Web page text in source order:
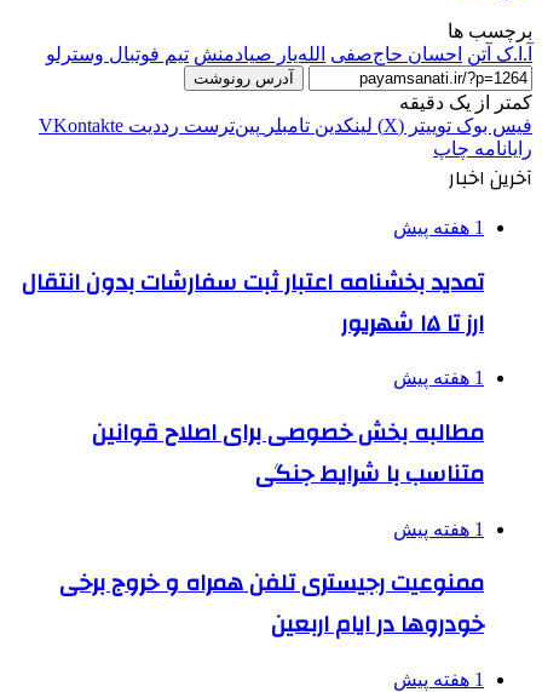
برچسب ها
آ.ا.ک آتن احسان حاج‌صفی الله‌یار صیادمنش تیم فوتبال وسترلو
آدرس رونوشت
کمتر از یک دقیقه
فیس بوک توییتر (X) لینکدین ‫تامبلر ‫پین‌ترست ‫رددیت ‫VKontakte
رایانامه چاپ
آخرین اخبار
1 هفته پیش
تمدید بخشنامه اعتبار ثبت سفارشات بدون انتقال
ارز تا ۱۵ شهریور
1 هفته پیش
مطالبه بخش خصوصی برای اصلاح قوانین
متناسب با شرایط جنگی
1 هفته پیش
ممنوعیت رجیستری تلفن همراه و خروج برخی
خودروها در ایام اربعین
1 هفته پیش